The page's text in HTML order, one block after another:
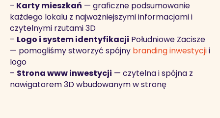
– Karty mieszkań — graficzne podsumowanie
każdego lokalu z najważniejszymi informacjami i
czytelnymi rzutami 3D
– Logo i system identyfikacji Południowe Zacisze
— pomogliśmy stworzyć spójny branding inwestycji i
logo
– Strona www inwestycji — czytelna i spójna z
nawigatorem 3D wbudowanym w stronę